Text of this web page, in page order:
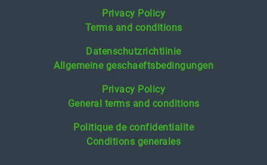
Privacy Policy
Terms and conditions
Datenschutzrichtlinie
Allgemeine geschaeftsbedingungen
Privacy Policy
General terms and conditions
Politique de confidentialite
Conditions generales